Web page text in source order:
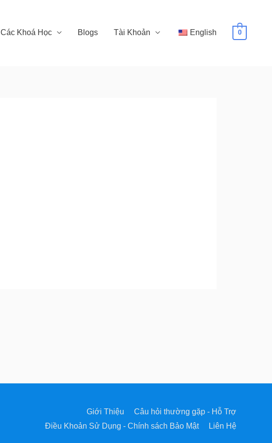
Các Khoá Học Blogs Tài Khoản English 0
Giới Thiệu
Câu hỏi thường gặp - Hỗ Trợ
Điều Khoản Sử Dụng - Chính sách Bảo Mật
Liên Hệ